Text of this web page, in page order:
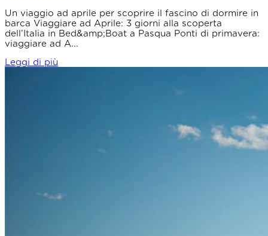
Un viaggio ad aprile per scoprire il fascino di dormire in
barca Viaggiare ad Aprile: 3 giorni alla scoperta
dell’Italia in Bed&amp;Boat a Pasqua Ponti di primavera:
viaggiare ad A...
Leggi di più